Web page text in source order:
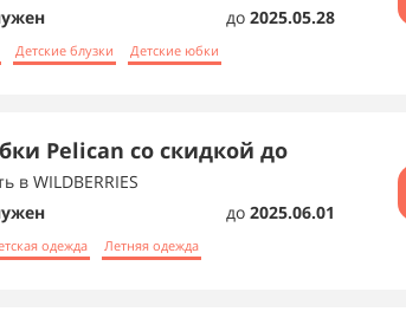
до 2025.05.28
Детские блузки Детские юбки
Pelican со скидкой до
в WILDBERRIES
до 2025.06.01
одежда Летняя одежда